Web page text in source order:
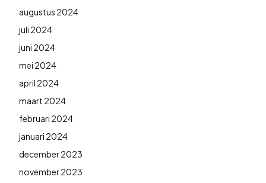
augustus 2024
juli 2024
juni 2024
mei 2024
april 2024
maart 2024
februari 2024
januari 2024
december 2023
november 2023